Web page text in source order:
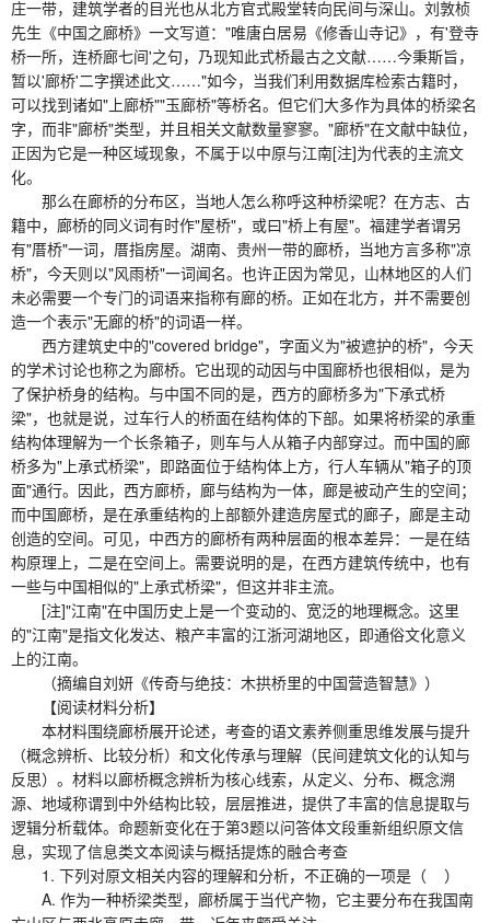
庄一带，建筑学者的目光也从北方官式殿堂转向民间与深山。刘敦桢
先生《中国之廊桥》一文写道："唯唐白居易《修香山寺记》，有'登寺
桥一所，连桥廊七间'之句，乃现知此式桥最古之文献……今秉斯旨，
暂以'廊桥'二字撰述此文……"如今，当我们利用数据库检索古籍时，
可以找到诸如"上廊桥""玉廊桥"等桥名。但它们大多作为具体的桥梁名
字，而非"廊桥"类型，并且相关文献数量寥寥。"廊桥"在文献中缺位，
正因为它是一种区域现象，不属于以中原与江南[注]为代表的主流文
化。
那么在廊桥的分布区，当地人怎么称呼这种桥梁呢？在方志、古
籍中，廊桥的同义词有时作"屋桥"，或曰"桥上有屋"。福建学者谓另
有"厝桥"一词，厝指房屋。湖南、贵州一带的廊桥，当地方言多称"凉
桥"，今天则以"风雨桥"一词闻名。也许正因为常见，山林地区的人们
未必需要一个专门的词语来指称有廊的桥。正如在北方，并不需要创
造一个表示"无廊的桥"的词语一样。
西方建筑史中的"covered bridge"，字面义为"被遮护的桥"，今天
的学术讨论也称之为廊桥。它出现的动因与中国廊桥也很相似，是为
了保护桥身的结构。与中国不同的是，西方的廊桥多为"下承式桥
梁"，也就是说，过车行人的桥面在结构体的下部。如果将桥梁的承重
结构体理解为一个长条箱子，则车与人从箱子内部穿过。而中国的廊
桥多为"上承式桥梁"，即路面位于结构体上方，行人车辆从"箱子的顶
面"通行。因此，西方廊桥，廊与结构为一体，廊是被动产生的空间；
而中国廊桥，是在承重结构的上部额外建造房屋式的廊子，廊是主动
创造的空间。可见，中西方的廊桥有两种层面的根本差异：一是在结
构原理上，二是在空间上。需要说明的是，在西方建筑传统中，也有
一些与中国相似的"上承式桥梁"，但这并非主流。
[注]"江南"在中国历史上是一个变动的、宽泛的地理概念。这里
的"江南"是指文化发达、粮产丰富的江浙河湖地区，即通俗文化意义
上的江南。
（摘编自刘妍《传奇与绝技：木拱桥里的中国营造智慧》）
【阅读材料分析】
本材料围绕廊桥展开论述，考查的语文素养侧重思维发展与提升
（概念辨析、比较分析）和文化传承与理解（民间建筑文化的认知与
反思）。材料以廊桥概念辨析为核心线索，从定义、分布、概念溯
源、地域称谓到中外结构比较，层层推进，提供了丰富的信息提取与
逻辑分析载体。命题新变化在于第3题以问答体文段重新组织原文信
息，实现了信息类文本阅读与概括提炼的融合考查
1. 下列对原文相关内容的理解和分析，不正确的一项是（ ）
A. 作为一种桥梁类型，廊桥属于当代产物，它主要分布在我国南